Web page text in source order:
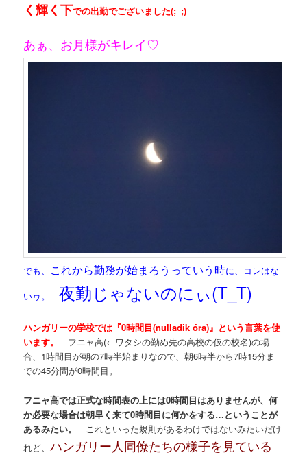
く輝く下での出勤でございました(;_;)
あぁ、お月様がキレイ♡
でも、 これから勤務が始まろうっていう時に、コレはな
いヮ。夜勤じゃないのにぃ(T_T)
ハンガリーの学校では『0時間目(nulladik óra)』という言葉を使
います。
フニャ高(←ワタシの勤め先の高校の仮の校名)の場
合、1時間目が朝の7時半始まりなので、朝6時半から7時15分ま
での45分間が0時間目。
フニャ高では正式な時間表の上には0時間目はありませんが、何
か必要な場合は朝早く来て0時間目に何かをする…ということが
あるみたい。
これといった規則があるわけではないみたいだけ
れど、ハンガリー人同僚たちの様子を見ている